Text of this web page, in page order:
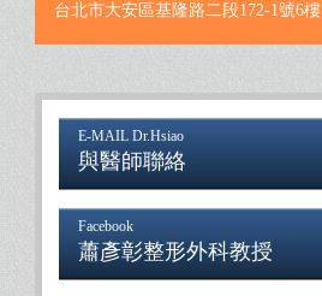
台北市大安區基隆路二段172-1號6樓
E-MAIL Dr.Hsiao
與醫師聯絡
Facebook
蕭彥彰整形外科教授